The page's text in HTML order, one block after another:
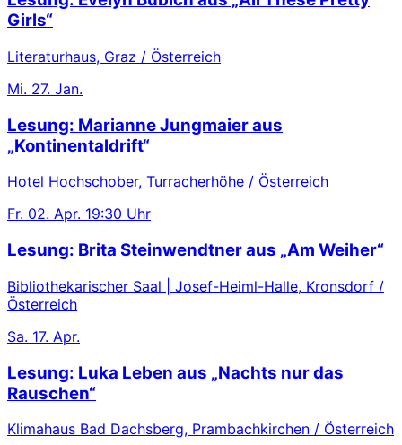
Girls“
Literaturhaus, Graz / Österreich
Mi. 27. Jan.
Lesung: Marianne Jungmaier aus
„Kontinentaldrift“
Hotel Hochschober, Turracherhöhe / Österreich
Fr. 02. Apr. 19:30 Uhr
Lesung: Brita Steinwendtner aus „Am Weiher“
Bibliothekarischer Saal | Josef-Heiml-Halle, Kronsdorf /
Österreich
Sa. 17. Apr.
Lesung: Luka Leben aus „Nachts nur das
Rauschen“
Klimahaus Bad Dachsberg, Prambachkirchen / Österreich